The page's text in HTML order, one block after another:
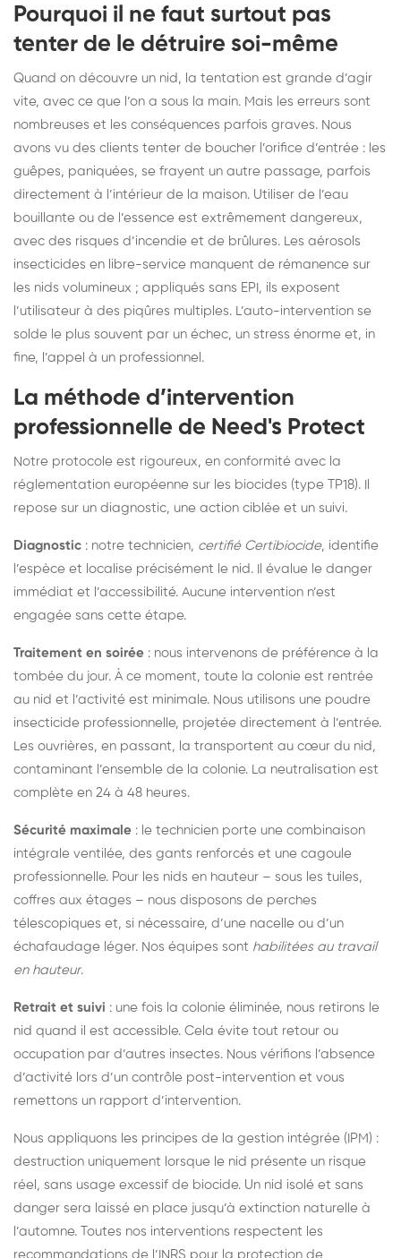
Pourquoi il ne faut surtout pas
tenter de le détruire soi-même
Quand on découvre un nid, la tentation est grande d’agir
vite, avec ce que l’on a sous la main. Mais les erreurs sont
nombreuses et les conséquences parfois graves. Nous
avons vu des clients tenter de boucher l’orifice d’entrée : les
guêpes, paniquées, se frayent un autre passage, parfois
directement à l’intérieur de la maison. Utiliser de l’eau
bouillante ou de l’essence est extrêmement dangereux,
avec des risques d’incendie et de brûlures. Les aérosols
insecticides en libre-service manquent de rémanence sur
les nids volumineux ; appliqués sans EPI, ils exposent
l’utilisateur à des piqûres multiples. L’auto-intervention se
solde le plus souvent par un échec, un stress énorme et, in
fine, l’appel à un professionnel.
La méthode d’intervention
professionnelle de Need's Protect
Notre protocole est rigoureux, en conformité avec la
réglementation européenne sur les biocides (type TP18). Il
repose sur un diagnostic, une action ciblée et un suivi.
Diagnostic : notre technicien, certifié Certibiocide, identifie
l’espèce et localise précisément le nid. Il évalue le danger
immédiat et l’accessibilité. Aucune intervention n’est
engagée sans cette étape.
Traitement en soirée : nous intervenons de préférence à la
tombée du jour. À ce moment, toute la colonie est rentrée
au nid et l’activité est minimale. Nous utilisons une poudre
insecticide professionnelle, projetée directement à l’entrée.
Les ouvrières, en passant, la transportent au cœur du nid,
contaminant l’ensemble de la colonie. La neutralisation est
complète en 24 à 48 heures.
Sécurité maximale : le technicien porte une combinaison
intégrale ventilée, des gants renforcés et une cagoule
professionnelle. Pour les nids en hauteur – sous les tuiles,
coffres aux étages – nous disposons de perches
télescopiques et, si nécessaire, d’une nacelle ou d’un
échafaudage léger. Nos équipes sont habilitées au travail
en hauteur.
Retrait et suivi : une fois la colonie éliminée, nous retirons le
nid quand il est accessible. Cela évite tout retour ou
occupation par d’autres insectes. Nous vérifions l’absence
d’activité lors d’un contrôle post-intervention et vous
remettons un rapport d’intervention.
Nous appliquons les principes de la gestion intégrée (IPM) :
destruction uniquement lorsque le nid présente un risque
réel, sans usage excessif de biocide. Un nid isolé et sans
danger sera laissé en place jusqu’à extinction naturelle à
l’automne. Toutes nos interventions respectent les
recommandations de l’INRS pour la protection de